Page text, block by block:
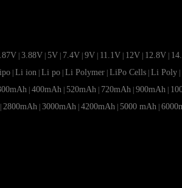
|3.88V 5V 7.4V |9V 11.1V 12V 12.8V
|Li ion |Li po |Li Polymer |LiPo Cells |Li Poly
|400mAh 520mAh 720mAh |900mAh
|2800mAh |3000mAh |4200mAh 5000 mAh |